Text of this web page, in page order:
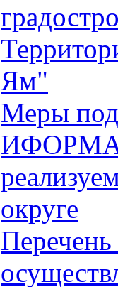
Ям"
Меры
округе